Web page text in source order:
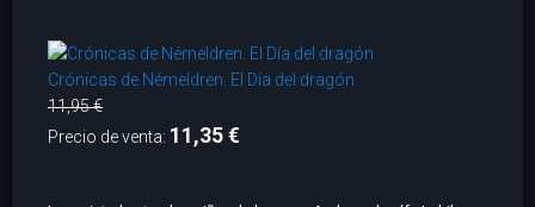
Crónicas de Némeldren. El Día del dragón
11,95 €
Precio de venta: 11,35 €